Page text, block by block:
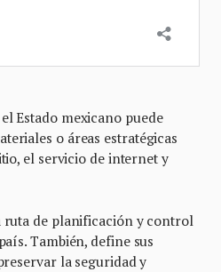
Estado mexicano puede
o áreas estratégicas
el servicio de internet y
ruta de planificación y control
También, define sus
la seguridad y